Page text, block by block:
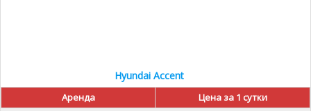
Hyundai Accent
Аренда
Цена за 1 сутки